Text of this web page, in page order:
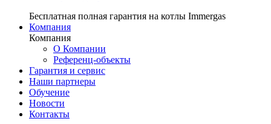
Бесплатная полная гарантия на котлы Immergas
Компания
Компания
О Компании
Референц-объекты
Гарантия и сервис
Наши партнеры
Обучение
Новости
Контакты